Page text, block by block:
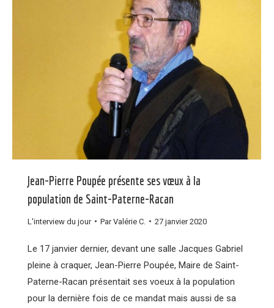
Jean-Pierre Poupée présente ses vœux à la
population de Saint-Paterne-Racan
L'interview du jour ParValérie C. 27 janvier 2020
Le 17 janvier dernier, devant une salle Jacques Gabriel
pleine à craquer, Jean-Pierre Poupée, Maire de Saint-
Paterne-Racan présentait ses voeux à la population
pour la dernière fois de ce mandat mais aussi de sa